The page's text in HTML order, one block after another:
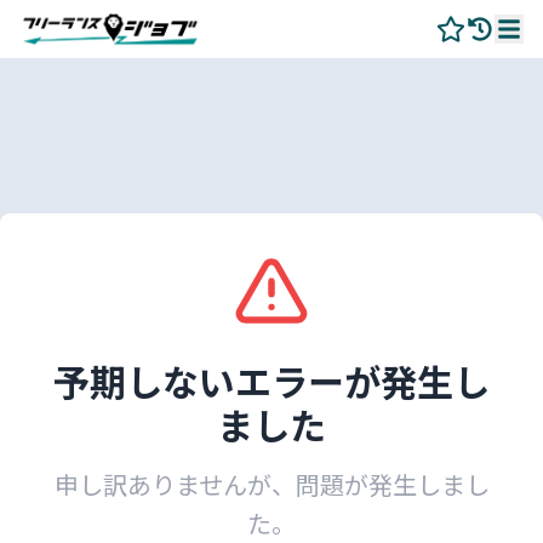
予期しないエラーが発生し
ました
申し訳ありませんが、問題が発生しまし
た。